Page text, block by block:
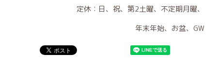
定休：日、祝、第2土曜、不定期月曜、
年末年始、お盆、GW